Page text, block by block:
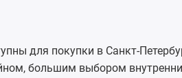
для покупки в Санкт-
большим выбором